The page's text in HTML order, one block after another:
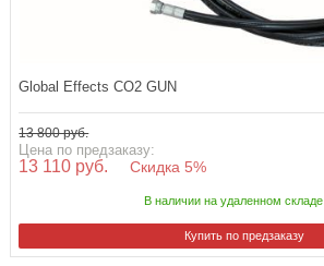
Global Effects CO2 GUN
13 800 руб.
Цена по предзаказу:
13 110 руб. Скидка 5%
В наличии на удаленном складе
Купить по предзаказу